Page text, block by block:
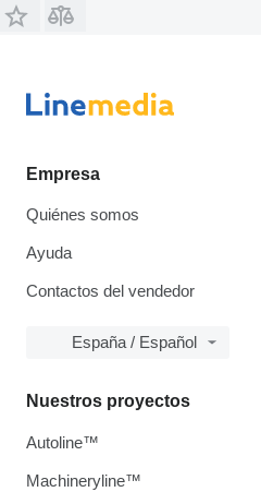
Empresa
Quiénes somos
Ayuda
Contactos del vendedor
España / Español
Nuestros proyectos
Autoline™
Machineryline™